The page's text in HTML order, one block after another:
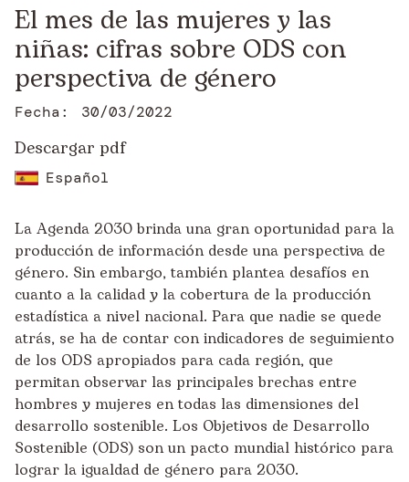
El mes de las mujeres y las
niñas: cifras sobre ODS con
perspectiva de género
Fecha: 30/03/2022
Descargar pdf
Español
La Agenda 2030 brinda una gran oportunidad para la
producción de información desde una perspectiva de
género. Sin embargo, también plantea desafíos en
cuanto a la calidad y la cobertura de la producción
estadística a nivel nacional. Para que nadie se quede
atrás, se ha de contar con indicadores de seguimiento
de los ODS apropiados para cada región, que
permitan observar las principales brechas entre
hombres y mujeres en todas las dimensiones del
desarrollo sostenible. Los Objetivos de Desarrollo
Sostenible (ODS) son un pacto mundial histórico para
lograr la igualdad de género para 2030.